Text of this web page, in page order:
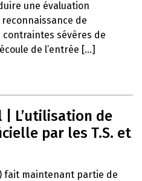
une évaluation
de
sévères de
de l’entrée [...]
L’utilisation de
par les T.S. et
fait maintenant partie de